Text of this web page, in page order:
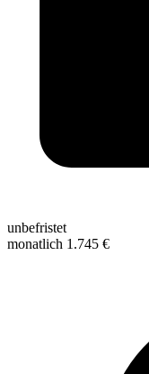
unbefristet
monatlich 1.745 €